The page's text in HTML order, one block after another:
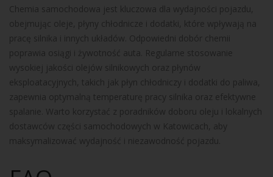
Chemia samochodowa jest kluczowa dla wydajności pojazdu,
obejmując oleje, płyny chłodnicze i dodatki, które wpływają na
pracę silnika i innych układów. Odpowiedni dobór chemii
poprawia osiągi i żywotność auta. Regularne stosowanie
wysokiej jakości olejów silnikowych oraz płynów
eksploatacyjnych, takich jak płyn chłodniczy i dodatki do paliwa,
zapewnia optymalną temperaturę pracy silnika oraz efektywne
spalanie. Warto korzystać z poradników doboru oleju i lokalnych
dostawców części samochodowych w Katowicach, aby
maksymalizować wydajność i niezawodność pojazdu.